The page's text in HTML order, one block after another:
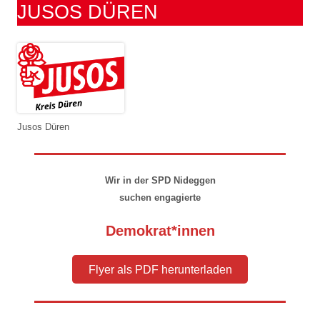
JUSOS DÜREN
Jusos Düren
Wir in der SPD Nideggen
suchen engagierte
Demokrat*innen
Flyer als PDF herunterladen